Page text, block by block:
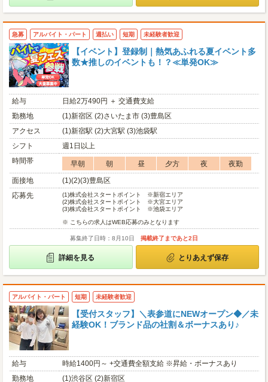
急募 アルバイト・パート 週払い 短期 未経験者歓迎
【イベント】登録制｜熱気あふれる夏イベント多
数★推しのイベントも！？≪単発OK≫
給与
日給2万490円 ＋ 交通費支給
勤務地
(1)新宿区 (2)さいたま市 (3)豊島区
アクセス
(1)新宿駅 (2)大宮駅 (3)池袋駅
シフト
週1日以上
時間帯
早朝 朝 昼 夕方 夜
夜勤
面接地
(1)(2)(3)豊島区
応募先
(1)株式会社スタートポイント ※新宿エリア
(2)株式会社スタートポイント ※大宮エリア
(3)株式会社スタートポイント ※池袋エリア
※ こちらの求人はWEB応募のみとなります
募集終了日時：8月10日 掲載終了まであと2日
詳細を見る とりあえず保存
アルバイト・パート 短期 未経験者歓迎
【受付スタッフ】＼表参道にNEWオープン◆／未
経験OK！ブランド品の社割＆ボーナスあり♪
給与
時給1400円～ +交通費全額支給 ※昇給・ボーナスあり
勤務地
(1)渋谷区 (2)新宿区